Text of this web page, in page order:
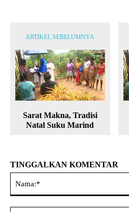
ARTIKEL SEBELUMNYA
Sarat Makna, Tradisi
Natal Suku Marind
TINGGALKAN KOMENTAR